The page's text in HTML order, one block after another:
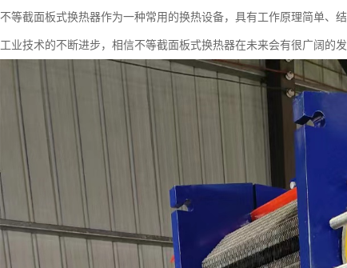
不等截面板式换热器作为一种常用的换热设备，具有工作原理简单、
工业技术的不断进步，相信不等截面板式换热器在未来会有很广阔的发